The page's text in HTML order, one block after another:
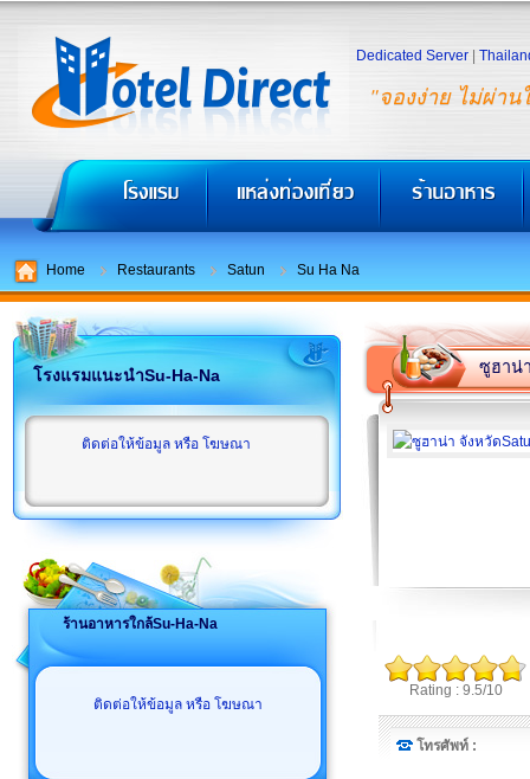
"จองง่าย ไม่ผ่าน
Dedicated Server
Home Restaurants Satun Su Ha Na
โรงแรมแนะนำSu-Ha-Na
ติดต่อให้ข้อมูล หรือ โฆษณา
ร้านอาหารใกล้Su-Ha-Na
ติดต่อให้ข้อมูล หรือ โฆษณา
ซูฮาน่
Rating : 9.5/10
โทรศัพท์ :